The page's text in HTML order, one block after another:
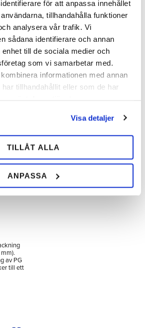
för att anpassa innehållet
tillhandahålla funktioner
analysera vår trafik. Vi
sådana identifierare och annan
till de sociala medier och
som vi samarbetar med.
informationen med annan
tillhandahållit eller som de har
Visa detaljer
TILLÅT ALLA
ANPASSA
med
i Nr. 2
med
PG Plade til PG sko.
3 mm pladesål til montering af
PG Sko. Findes i størrelse Nr. 2 og
Nr. 4 og passer til PG Sko, PG Sko
Race og PG Sko med Brodder.
116,00SEK
av PG
till ett